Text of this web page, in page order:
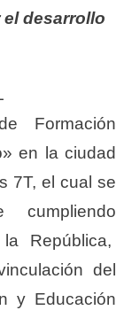
desarrollo
Formación
en la ciudad
7T, el cual se
cumpliendo
República,
del
y Educación